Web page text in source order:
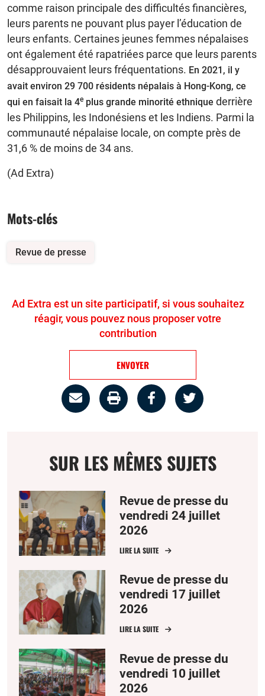
comme raison principale des difficultés financières,
leurs parents ne pouvant plus payer l’éducation de
leurs enfants. Certaines jeunes femmes népalaises
ont également été rapatriées parce que leurs parents
désapprouvaient leurs fréquentations. En 2021, il y
avait environ 29 700 résidents népalais à Hong-Kong, ce
qui en faisait la 4e plus grande minorité ethnique derrière
les Philippins, les Indonésiens et les Indiens. Parmi la
communauté népalaise locale, on compte près de
31,6 % de moins de 34 ans.
(Ad Extra)
Mots-clés
Revue de presse
Ad Extra est un site participatif, si vous souhaitez
réagir, vous pouvez nous proposer votre
contribution
ENVOYER
Partage
par
ImprimerPartager
sur
Partager
SUR LES MÊMES SUJETS
Revue de presse du
vendredi 24 juillet
2026
LIRE LA SUITE
Revue de presse du
vendredi 17 juillet
2026
LIRE LA SUITE
Revue de presse du
vendredi 10 juillet
2026